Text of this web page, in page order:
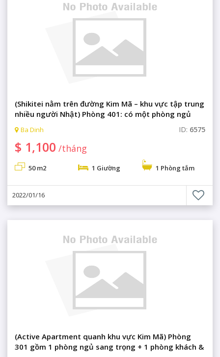
(Shikitei nằm trên đường Kim Mã – khu vực tập trung
nhiều người Nhật) Phòng 401: có một phòng ngủ
Ba Dinh ID: 6575
$ 1,100 /tháng
50 m2 1 Giường 1 Phòng tắm
2022/01/16
(Active Apartment quanh khu vực Kim Mã) Phòng
301 gồm 1 phòng ngủ sang trọng + 1 phòng khách &